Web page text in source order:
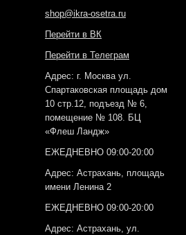
shop@ikra-osetra.ru
Перейти в ВК
Перейти в Телеграм
Адрес: г. Москва ул.
Спартаковская площадь дом
10 стр.12, подъезд № 6,
помещение № 108. БЦ
«Флеш Ландж»
ЕЖЕДНЕВНО 09:00-20:00
Адрес: Астрахань, площадь
имени Ленина 2
ЕЖЕДНЕВНО 09:00-20:00
Адрес: Астрахань, ул.